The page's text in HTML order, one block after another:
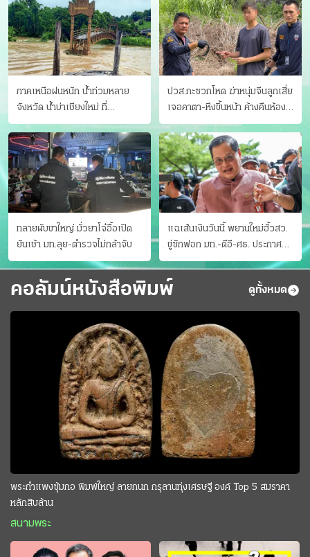
ภาคเหนือฝนหนัก น้ำท่วมหลาย
จังหวัด นํ้าบ่าเชียงใหม่ ที่
แม่ฮ่องสอน ซัดสะพานขาด
ปวส.กะซวกโหด ฆ่าหนุ่มจีนลูกเสี่ย
เจอคาตา-หึงขึ้นหน้า ค้างคืนห้อง
แฟนสาว
ทลายผับขาใหญ่ มั่วยาโจ๋อื้อเปิด
ยันเช้า มท.ลุย-ตำรวจไม่กล้าจับ
แฉเส้นเงินวันนี้ พยานใหม่ฮั้วสว.
ขู่ซักฟอก มท.-ดีอี-ศธ. ประกาศ
บัญชีท้องถิ่น
คอลัมน์หนังสือพิมพ์ ดูทั้งหมด
พระกำแพงซุ้มกอ พิมพ์ใหญ่ ลายกนก กรุลานทุ่งเศรษฐี องค์ Top 5 สมราคา
หลักสิบล้าน
สนามพระ